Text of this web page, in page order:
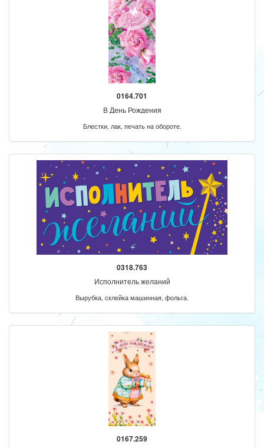
0164.701
В День Рождения
Блестки, лак, печать на обороте.
0318.763
Исполнитель желаний
Вырубка, склейка машинная, фольга.
0167.259